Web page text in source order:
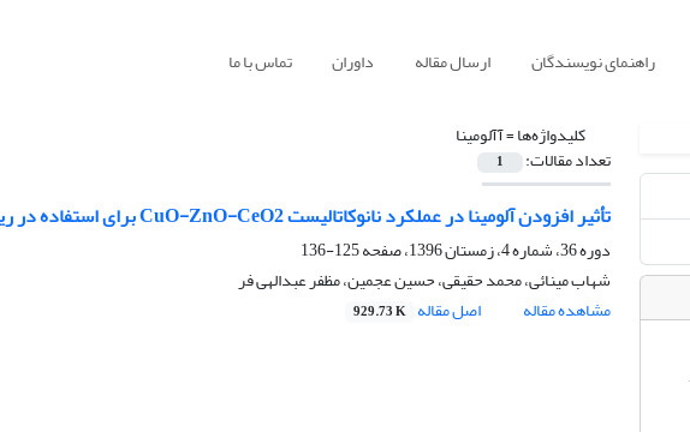
راهنمای نویسندگان ارسال مقاله داوران تماس با ما
کلیدواژه‌ها =آآلومینا
تعداد مقالات: 1
تأثیر افزودن آلومینا در عملکرد نانوکاتالیست CuO-ZnO-CeO2 برای استفاده در ریفورمینگ متانول در حضور بخار آب
دوره 36، شماره 4، زمستان 1396، صفحه
125-136
شهاب مینائی، محمد حقیقی، حسین عجمین، مظفر عبدالهی فر
مشاهده مقاله
اصل مقاله 929.73 K